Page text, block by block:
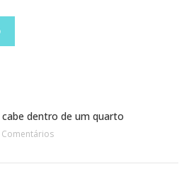
dentro de um quarto
Comentários